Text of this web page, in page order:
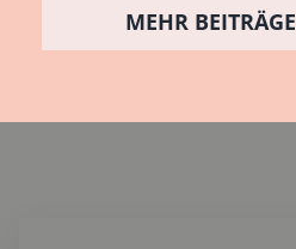
MEHR